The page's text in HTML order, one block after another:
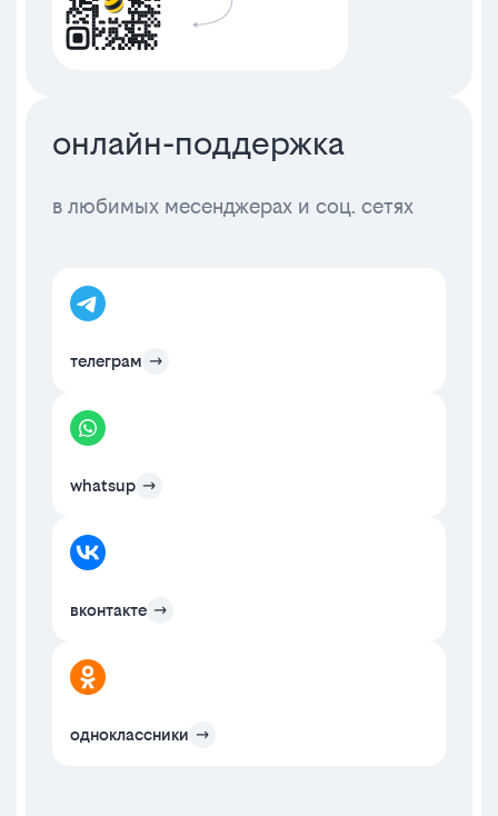
онлайн-поддержка
в любимых месенджерах и соц. сетях
телеграм
whatsup
вконтакте
одноклассники